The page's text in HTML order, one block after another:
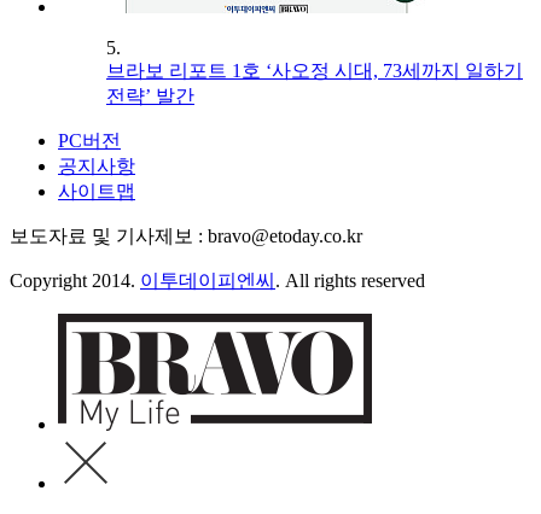
5.
브라보 리포트 1호 ‘사오정 시대, 73세까지 일하기
전략’ 발간
PC버전
공지사항
사이트맵
보도자료 및 기사제보 : bravo@etoday.co.kr
Copyright 2014. 이투데이피엔씨 . All rights reserved